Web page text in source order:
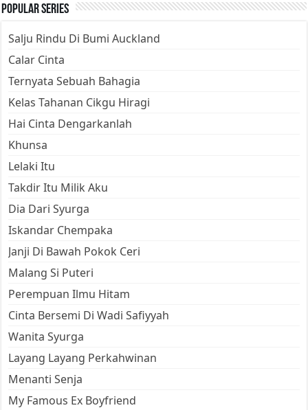
Popular Series
Salju Rindu Di Bumi Auckland
Calar Cinta
Ternyata Sebuah Bahagia
Kelas Tahanan Cikgu Hiragi
Hai Cinta Dengarkanlah
Khunsa
Lelaki Itu
Takdir Itu Milik Aku
Dia Dari Syurga
Iskandar Chempaka
Janji Di Bawah Pokok Ceri
Malang Si Puteri
Perempuan Ilmu Hitam
Cinta Bersemi Di Wadi Safiyyah
Wanita Syurga
Layang Layang Perkahwinan
Menanti Senja
My Famous Ex Boyfriend